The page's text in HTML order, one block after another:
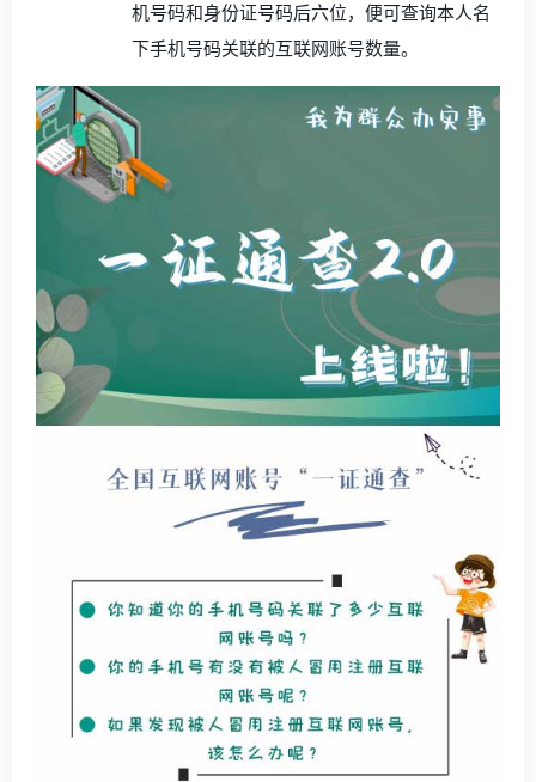
机号码和身份证号码后六位，便可查询本人名
下手机号码关联的互联网账号数量。